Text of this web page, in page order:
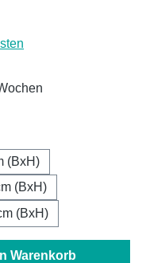
(BxH)
(BxH)
(BxH)
Warenkorb